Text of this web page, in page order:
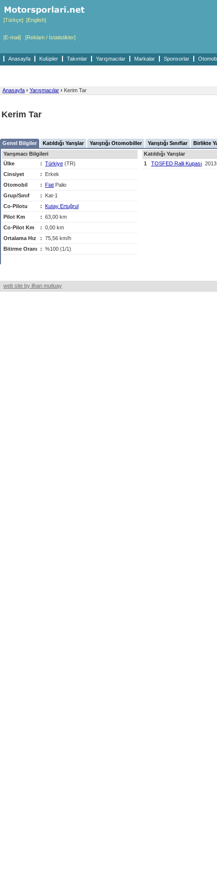
[Türkçe] [English]
[E-mail] [Reklam / İstatistikler]
Anasayfa Kulüpler Takımlar Yarışmacılar Markalar Sponsorlar
Anasayfa › Yarışmacılar › Kerim Tar
Kerim Tar
Genel Bilgiler Katıldığı Yarışlar Yarıştığı Otomobiller Yarıştığı Sınıflar
Birlikte
Yarışmacı Bilgileri
Ülke
: Türkiye (TR)
Cinsiyet
:
Erkek
Otomobil
: Fiat Palio
Grup/Sınıf
:
Kat-1
Co-Pilotu
: Kutay Ertuğrul
Pilot Km
: 63,00 km
Co-Pilot Km
: 0,00 km
Ortalama Hız
: 75,56 km/h
Bitirme Oranı : %100 (1/1)
Katıldığı Yarışlar
1
TOSFED Ralli Kupası 2013
web site by ilhan mutluay